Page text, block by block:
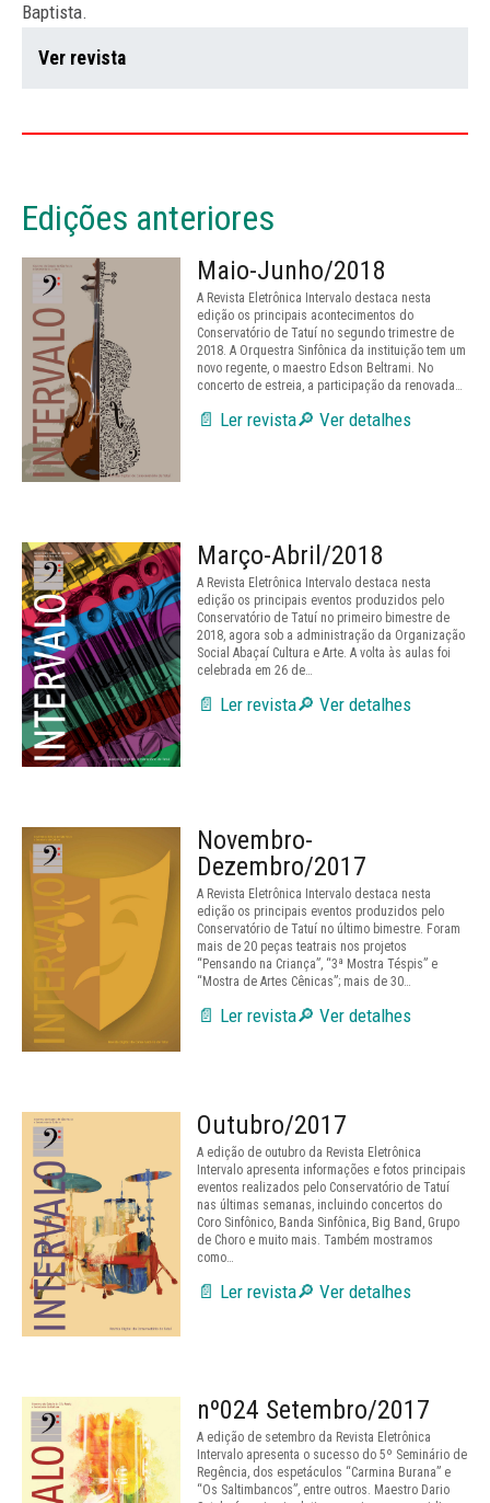
Baptista.
Ver revista
Edições anteriores
Maio-Junho/2018
A Revista Eletrônica Intervalo destaca nesta
edição os principais acontecimentos do
Conservatório de Tatuí no segundo trimestre de
2018. A Orquestra Sinfônica da instituição tem um
novo regente, o maestro Edson Beltrami. No
concerto de estreia, a participação da renovada…
📄 Ler revista🔎 Ver detalhes
Março-Abril/2018
A Revista Eletrônica Intervalo destaca nesta
edição os principais eventos produzidos pelo
Conservatório de Tatuí no primeiro bimestre de
2018, agora sob a administração da Organização
Social Abaçaí Cultura e Arte. A volta às aulas foi
celebrada em 26 de…
📄 Ler revista🔎 Ver detalhes
Novembro-
Dezembro/2017
A Revista Eletrônica Intervalo destaca nesta
edição os principais eventos produzidos pelo
Conservatório de Tatuí no último bimestre. Foram
mais de 20 peças teatrais nos projetos
“Pensando na Criança”, “3ª Mostra Téspis” e
“Mostra de Artes Cênicas”; mais de 30…
📄 Ler revista🔎 Ver detalhes
Outubro/2017
A edição de outubro da Revista Eletrônica
Intervalo apresenta informações e fotos principais
eventos realizados pelo Conservatório de Tatuí
nas últimas semanas, incluindo concertos do
Coro Sinfônico, Banda Sinfônica, Big Band, Grupo
de Choro e muito mais. Também mostramos
como…
📄 Ler revista🔎 Ver detalhes
nº024 Setembro/2017
A edição de setembro da Revista Eletrônica
Intervalo apresenta o sucesso do 5º Seminário de
Regência, dos espetáculos “Carmina Burana” e
“Os Saltimbancos”, entre outros. Maestro Dario